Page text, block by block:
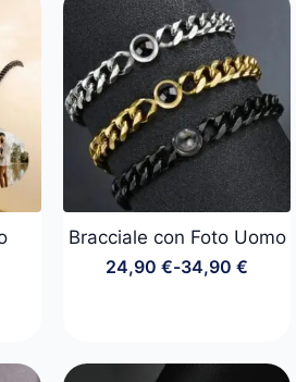
Bracciale con Foto Uomo
24,90 €-34,90 €
Fascia